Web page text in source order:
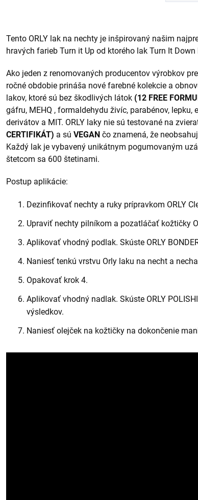
Tento ORLY lak na nechty je inšpirovaný našim
hravých farieb Turn it Up od ktorého lak Turn It
Ako jeden z renomovaných producentov výrobkov
ročné obdobie prináša nové farebné kolekcie a
lakov, ktoré sú bez škodlivých látok (12 FREE
gáfru, MEHQ , formaldehydu živíc, parabénov,
derivátov a MIT. ORLY laky nie sú testované na
CERTIFIKÁT) a sú VEGAN čo znamená, že
Každý lak je vybavený unikátnym pogumovaným
štetcom sa 600 štetinami.
Postup aplikácie:
Dezinfikovať nechty a ruky prípravkom ORLY
Upraviť nechty pilníkom a pozatláčať kožtičky
Aplikovať vhodný podlak. Skúste ORLY
Naniesť tenkú vrstvu Orly laku na necht a
Opakovať krok 4.
Aplikovať vhodný nadlak. Skúste ORLY
výsledkov.
Naniesť olejček na kožtičky na dokončenie